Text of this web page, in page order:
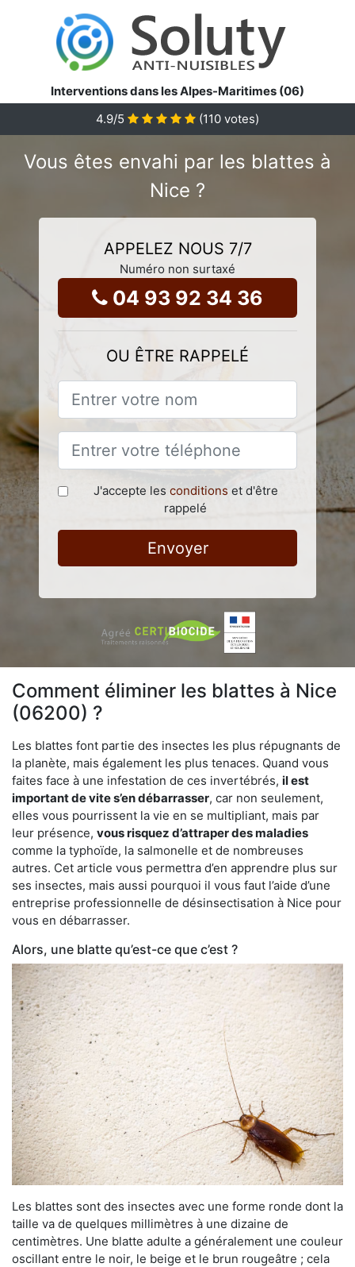
Interventions dans les Alpes-Maritimes (06)
4.9/5 (110 votes)
Vous êtes envahi par les blattes à
Nice ?
APPELEZ NOUS 7/7
Numéro non surtaxé
04 93 92 34 36
OU ÊTRE RAPPELÉ
J'accepte les conditions et d'être
rappelé
Envoyer
Comment éliminer les blattes à Nice
(06200) ?
Les blattes font partie des insectes les plus répugnants de
la planète, mais également les plus tenaces. Quand vous
faites face à une infestation de ces invertébrés, il est
important de vite s’en débarrasser, car non seulement,
elles vous pourrissent la vie en se multipliant, mais par
leur présence, vous risquez d’attraper des maladies
comme la typhoïde, la salmonelle et de nombreuses
autres. Cet article vous permettra d’en apprendre plus sur
ses insectes, mais aussi pourquoi il vous faut l’aide d’une
entreprise professionnelle de désinsectisation à Nice pour
vous en débarrasser.
Alors, une blatte qu’est-ce que c’est ?
Les blattes sont des insectes avec une forme ronde dont la
taille va de quelques millimètres à une dizaine de
centimètres. Une blatte adulte a généralement une couleur
oscillant entre le noir, le beige et le brun rougeâtre ; cela